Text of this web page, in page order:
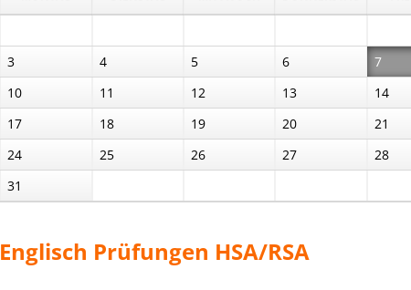
3
4 5 6 7
10
11 12 13 14
17
18 19 20 21
24
25 26 27 28
31
Englisch Prüfungen HSA/RSA